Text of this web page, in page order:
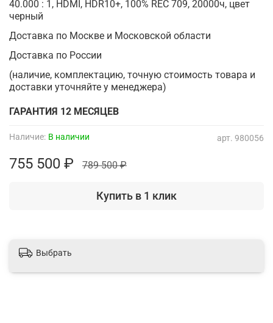
арт. 980056
Наличие: В наличии
755 500 ₽ 789 500 ₽
Купить в 1 клик
40.000 : 1, HDMI, HDR10+, 100% REC 709, 20000ч, цвет
черный
Доставка по Москве и Московской области
Доставка по России
(наличие, комплектацию, точную стоимость товара и
доставки уточняйте у менеджера)
ГАРАНТИЯ 12 МЕСЯЦЕВ
Выбрать